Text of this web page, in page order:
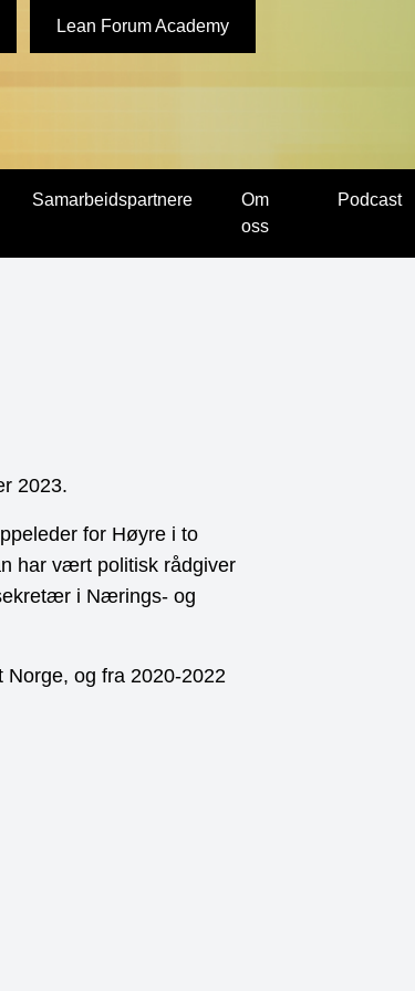
Lean Forum Academy
Samarbeidspartnere
Om
oss
Podcast
2023.
for Høyre i to
har vært politisk rådgiver
i Nærings- og
og fra 2020-2022